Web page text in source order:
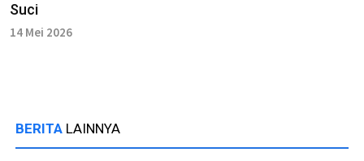
Suci
14 Mei 2026
BERITA LAINNYA